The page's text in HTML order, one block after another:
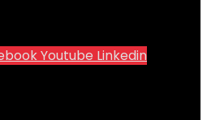
Youtube Linkedin